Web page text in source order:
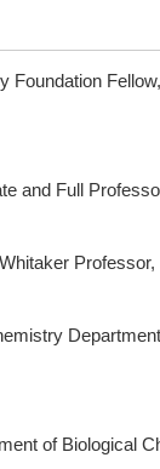
Fellow,
Full Professor
Professor,
of Biological